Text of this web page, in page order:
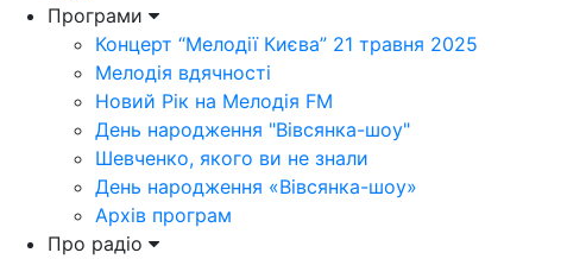
Програми
Концерт “Мелодії Києва” 21 травня 2025
Мелодія вдячності
Новий Рік на Мелодія FM
День народження "Вівсянка-шоу"
Шевченко, якого ви не знали
День народження «Вівсянка-шоу»
Архів програм
Про радіо